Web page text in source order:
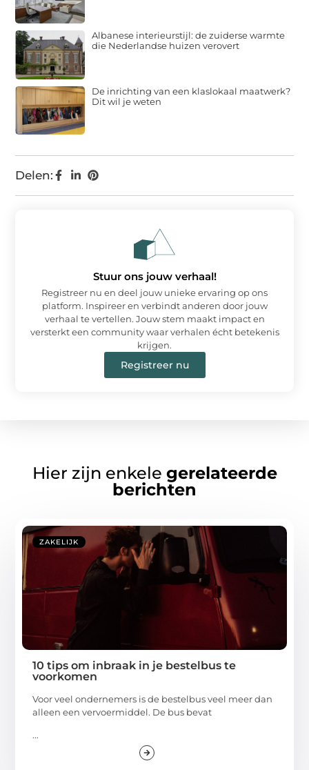
Delen:
Albanese interieurstijl: de zuiderse warmte
die Nederlandse huizen verovert
De inrichting van een klaslokaal maatwerk?
Dit wil je weten
Stuur ons jouw verhaal!
Registreer nu en deel jouw unieke ervaring op ons
platform. Inspireer en verbindt anderen door jouw
verhaal te vertellen. Jouw stem maakt impact en
versterkt een community waar verhalen écht betekenis
krijgen.
Registreer nu
Hier zijn enkele gerelateerde
berichten
ZAKELIJK
10 tips om inbraak in je bestelbus te
voorkomen
Voor veel ondernemers is de bestelbus veel meer dan
alleen een vervoermiddel. De bus bevat
...